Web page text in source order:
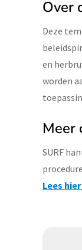
Over
Deze
en
worden
Meer
SURF
Lees